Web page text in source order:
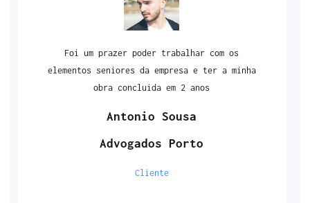
Foi um prazer poder trabalhar com os
elementos seniores da empresa e ter a minha
obra concluida em 2 anos
Antonio Sousa
Advogados Porto
Cliente